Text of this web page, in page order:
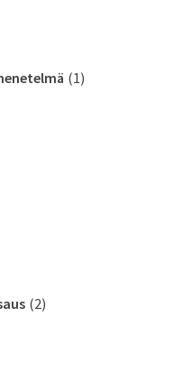
(1)
(2)